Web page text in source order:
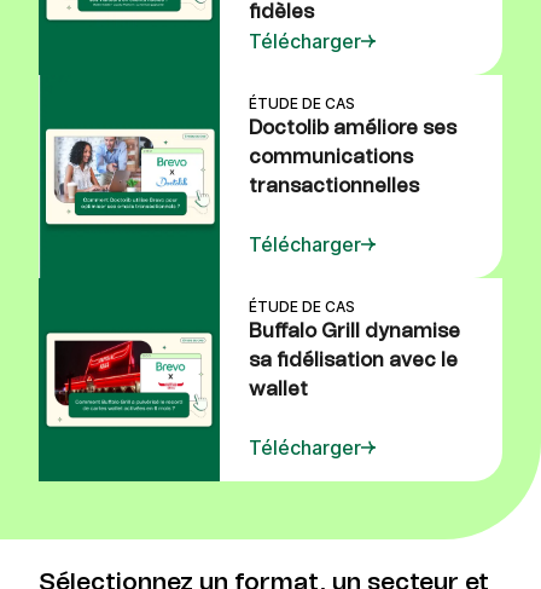
fidèles
Télécharger
ÉTUDE DE CAS
Doctolib améliore ses
communications
transactionnelles
Télécharger
ÉTUDE DE CAS
Buffalo Grill dynamise
sa fidélisation avec le
wallet
Télécharger
Sélectionnez un format, un secteur et